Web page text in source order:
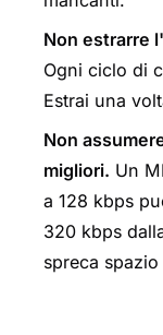
Non estrarre
Ogni ciclo di
Estrai una
Non
migliori. Un
a 128 kbps
320 kbps
spreca